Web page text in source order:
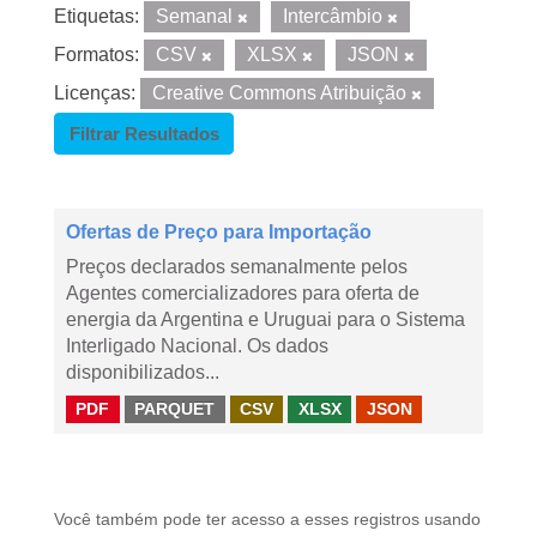
Etiquetas: Semanal
Intercâmbio
Formatos:
CSV XLSX
JSON
Licenças:
Creative Commons Atribuição
Filtrar Resultados
Ofertas de Preço para Importação
Preços declarados semanalmente pelos
Agentes comercializadores para oferta de
energia da Argentina e Uruguai para o Sistema
Interligado Nacional. Os dados
disponibilizados...
PDF PARQUET CSV XLSX JSON
Você também pode ter acesso a esses registros usando